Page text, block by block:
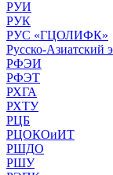
РУИ
РУК
РУС «ГЦОЛИФК»
Русско-Азиатский
РФЭИ
РФЭТ
РХГА
РХТУ
РЦБ
РЦОКОиИТ
РШДО
РШУ